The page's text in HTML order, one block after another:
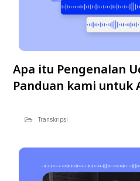
Apa itu Pengenalan
Panduan kami untuk
Transkripsi